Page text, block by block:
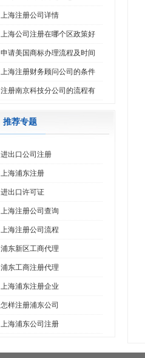
上海注册公司详情
上海公司注册在哪个区政策好
申请美国商标办理流程及时间
上海注册财务顾问公司的条件
注册南京科技分公司的流程有
推荐专题
进出口公司注册
上海浦东注册
进出口许可证
上海注册公司查询
上海注册公司流程
浦东新区工商代理
浦东工商注册代理
上海浦东注册企业
怎样注册浦东公司
上海浦东公司注册